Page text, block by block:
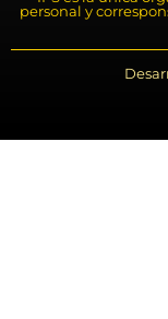
personal y